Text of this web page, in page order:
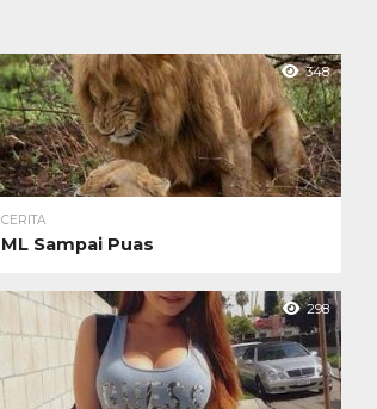
348
CERITA
ML Sampai Puas
298